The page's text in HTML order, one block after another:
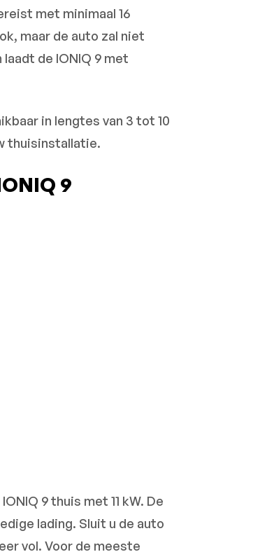
met minimaal 16
maar de auto zal niet
laadt de IONIQ 9 met
in lengtes van 3 tot 10
thuisinstallatie.
9
9 thuis met 11 kW. De
lading. Sluit u de auto
vol. Voor de meeste